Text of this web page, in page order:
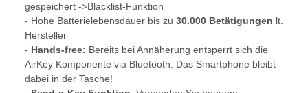
gespeichert ->Blacklist-Funktion
- Hohe Batterielebensdauer bis zu 30.000 Betätigungen lt.
Hersteller
- Hands-free: Bereits bei Annäherung entsperrt sich die
AirKey Komponente via Bluetooth. Das Smartphone bleibt
dabei in der Tasche!